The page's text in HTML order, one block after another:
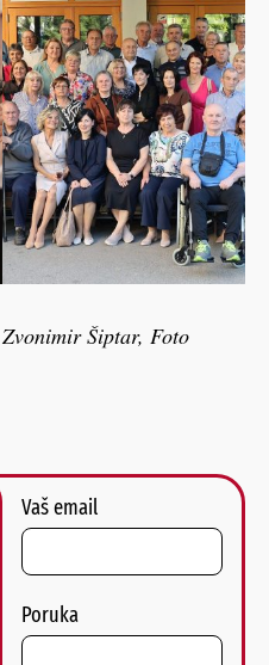
Šiptar, Foto
Vaš email
Poruka